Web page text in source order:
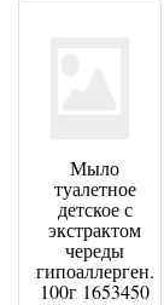
Мыло
туалетное
детское с
экстрактом
череды
гипоаллерген.
100г 1653450